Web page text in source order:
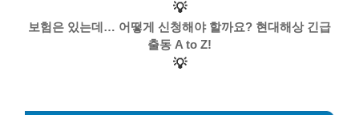
💡
보험은 있는데… 어떻게 신청해야 할까요? 현대해상 긴급
출동 A to Z!
💡